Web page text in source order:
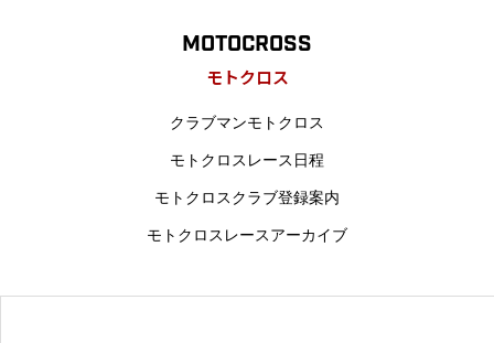
MOTOCROSS
モトクロス
クラブマンモトクロス
モトクロスレース日程
モトクロスクラブ登録案内
モトクロスレースアーカイブ